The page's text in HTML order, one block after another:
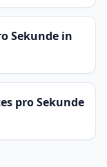
Sekunde in
pro Sekunde